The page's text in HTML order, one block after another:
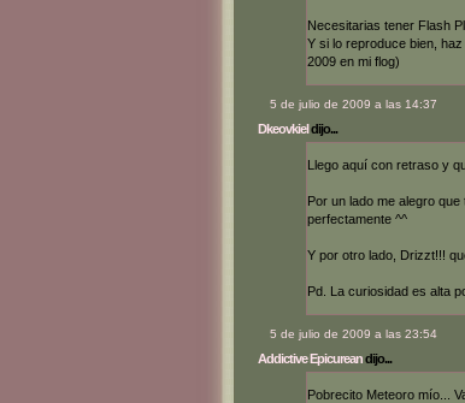
Necesitarias tener Flash
Y si lo reproduce bien,
2009 en mi flog)
5 de julio de 2009 a las 14:37
Dkeovkieldijo...
Llego aquí con retraso y
Por un lado me alegro
perfectamente ^^
Y por otro lado, Drizzt!!!
Pd. La curiosidad es alta
5 de julio de 2009 a las 23:54
Addictive Epicureandijo...
Pobrecito Meteoro mío...